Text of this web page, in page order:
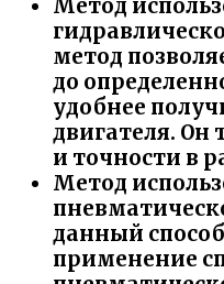
Метод
метод
до
удобнее
двигателя. Он
и точности в
Метод
данный
применение